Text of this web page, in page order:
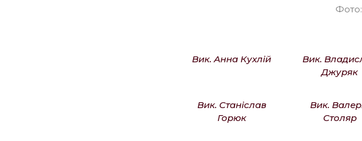
Вик. Анна Кухлій
Вик.
Джуряк
Вик. Станіслав
Горюк
Вик.
Столяр